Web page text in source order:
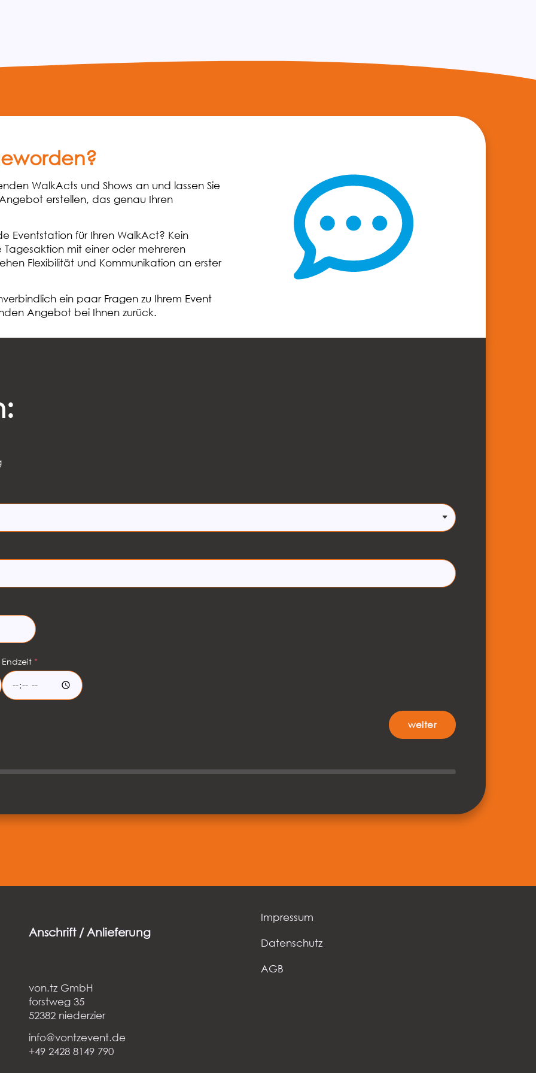
WalkActs und Shows an und lassen Sie
erstellen, das genau Ihren
Eventstation für Ihren WalkAct? Kein
Tagesaktion mit einer oder mehreren
Flexibilität und Kommunikation an erster
ein paar Fragen zu Ihrem Event
Angebot bei Ihnen zurück.
Endzeit *
weiter
an
Newsletter zu
Datenschutzerklärung
Anschrift / Anlieferung
von.tz GmbH
forstweg 35
52382 niederzier
info@vontzevent.de
+49 2428 8149 790
Impressum
Datenschutz
AGB